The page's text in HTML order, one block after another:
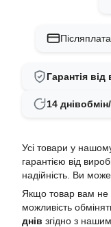
Післяплата
Гарантія
14 днів
Усі товари у
гарантією від
надійність. Ви
Якщо товар вам не
можливість
днів згідно з